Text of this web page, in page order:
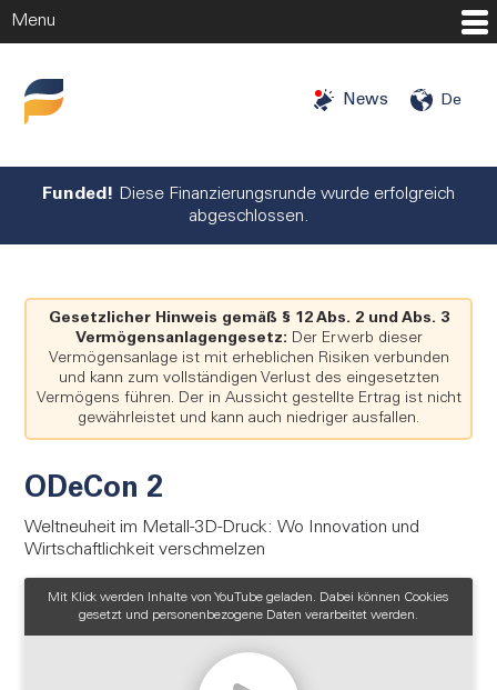
Menu
Investitionschancen
Unternehmen
Über uns
Blog
Presse
Login
Registrieren
De
News
Funded! Diese Finanzierungsrunde wurde erfolgreich
abgeschlossen.
Gesetzlicher Hinweis gemäß § 12 Abs. 2 und Abs. 3
Vermögensanlagengesetz:Der Erwerb dieser
Vermögensanlage ist mit erheblichen Risiken verbunden
und kann zum vollständigen Verlust des eingesetzten
Vermögens führen. Der in Aussicht gestellte Ertrag ist nicht
gewährleistet und kann auch niedriger ausfallen.
ODeCon 2
Weltneuheit im Metall-3D-Druck: Wo Innovation und
Wirtschaftlichkeit verschmelzen
Mit Klick werden Inhalte von YouTube geladen. Dabei können Cookies
gesetzt und personenbezogene Daten verarbeitet werden.